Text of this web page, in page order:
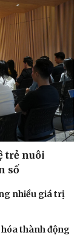
trẻ nuôi
số
nhiều giá trị
thành động